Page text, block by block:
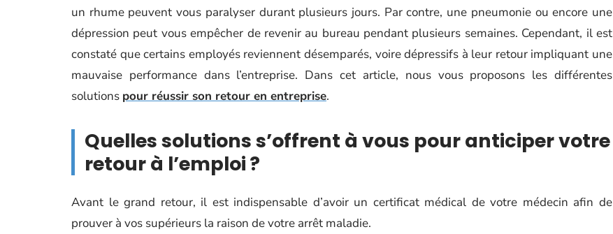
un rhume peuvent vous paralyser durant plusieurs jours. Par contre, une pneumonie ou encore une
dépression peut vous empêcher de revenir au bureau pendant plusieurs semaines. Cependant, il est
constaté que certains employés reviennent désemparés, voire dépressifs à leur retour impliquant une
mauvaise performance dans l’entreprise. Dans cet article, nous vous proposons les différentes
solutions pour réussir son retour en entreprise.
Quelles solutions s’offrent à vous pour anticiper votre
retour à l’emploi ?
Avant le grand retour, il est indispensable d’avoir un certificat médical de votre médecin afin de
prouver à vos supérieurs la raison de votre arrêt maladie.